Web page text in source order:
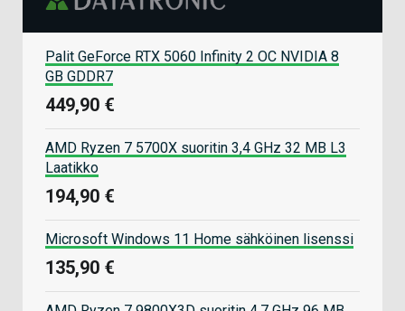
Palit GeForce RTX 5060 Infinity 2 OC NVIDIA 8
GB GDDR7
449,90 €
AMD Ryzen 7 5700X suoritin 3,4 GHz 32 MB L3
Laatikko
194,90 €
Microsoft Windows 11 Home sähköinen lisenssi
135,90 €